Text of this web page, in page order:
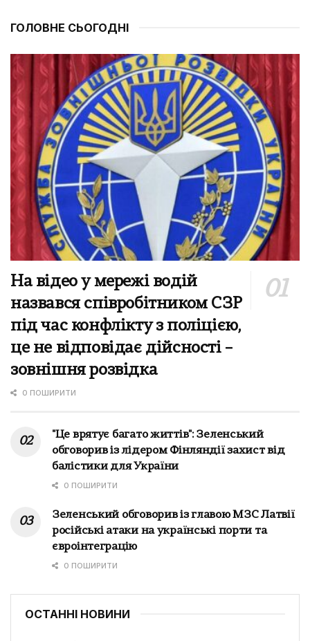
ГОЛОВНЕ СЬОГОДНІ
На відео у мережі водій
назвався співробітником СЗР
під час конфлікту з поліцією,
це не відповідає дійсності –
зовнішня розвідка
0 ПОШИРИТИ
"Це врятує багато життів": Зеленський
обговорив із лідером Фінляндії захист від
балістики для України
0 ПОШИРИТИ
Зеленський обговорив із главою МЗС Латвії
російські атаки на українські порти та
євроінтеграцію
0 ПОШИРИТИ
ОСТАННІ НОВИНИ